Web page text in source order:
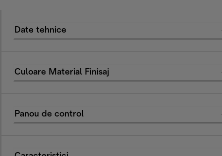
Date tehnice
Culoare Material Finisaj
Panou de control